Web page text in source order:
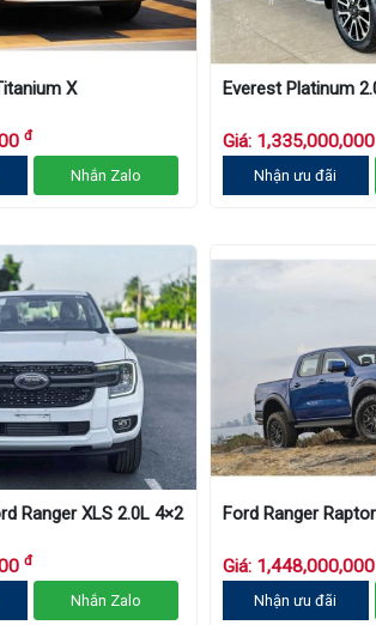
X
đ
Nhắn Zalo
Everest Platinum
Giá: 1,335,000,000
Nhận ưu đãi
Ranger XLS 2.0L 4×2
đ
Nhắn Zalo
Ford Ranger
Giá: 1,448,000,000
Nhận ưu đãi